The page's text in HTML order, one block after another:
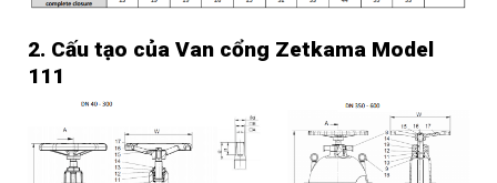
2. Cấu tạo của Van cổng Zetkama Model
111